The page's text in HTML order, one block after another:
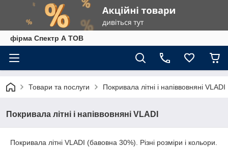
фірма Спектр А ТОВ
Товари та послуги Покривала літні і напіввовняні VLADI
Покривала літні і напіввовняні VLADI
Покривала літні VLADI (бавовна 30%). Різні розміри і кольори.